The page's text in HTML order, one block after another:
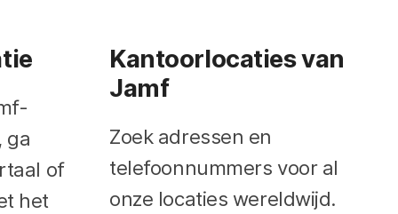
ga
of
het
Kantoorlocaties van
Jamf
Zoek adressen en
telefoonnummers voor al
onze locaties wereldwijd.